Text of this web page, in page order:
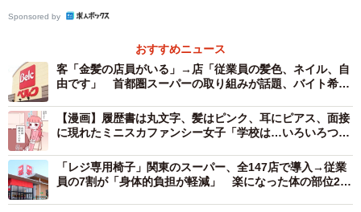
賛成理由（提供画像）
「賛成の理由」としては、全体・学生ともに「自分らしく
働きたい」（全体41.2％、学生42.0％）、「リラックスし
て仕事ができる」（同40.5％、31.9％）、「職場の堅苦し
さがなくなる」（同31.7％、33.2％）が上位となりまし
た。
Sponsored by
おすすめニュース
客「金髪の店員がいる」→店「従業員の髪色、ネイル、自
由です」 首都圏スーパーの取り組みが話題、バイト希望
【漫画】履歴書は丸文字、髪はピンク、耳にピアス、面接
に現れたミニスカファンシー女子「学校は…いろいろつら
「育てましょう、私が」
「レジ専用椅子」関東のスーパー、全147店で導入→従業
員の7割が「身体的負担が軽減」 楽になった体の部位2つ